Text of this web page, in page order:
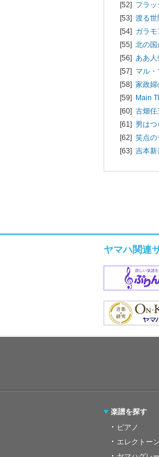
[52] フラ
[53] 渡る世
[54] ガラ
[55] 北の国
[56] ああ人
[57] マル・
[58] 家政婦
[59]
Main
[60] 古畑任
[61] 男はつ
[62] 笑点の
[63] 吉本新
ヤマハ関連
楽譜を探す
ピアノ
エレクトーン